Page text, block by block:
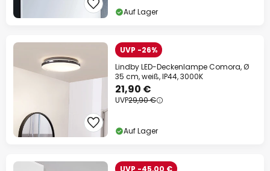
Auf Lager
UVP -26%
Lindby LED-Deckenlampe Comora, Ø
35 cm, weiß, IP44, 3000K
21,90 €
UVP29,90 €
Auf Lager
UVP -45,00 €